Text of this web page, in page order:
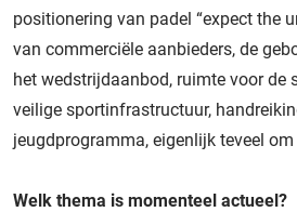
positionering van padel “expect the
van commerciële aanbieders, de
het wedstrijdaanbod, ruimte voor de
veilige sportinfrastructuur,
jeugdprogramma, eigenlijk teveel
Welk thema is momenteel actueel?